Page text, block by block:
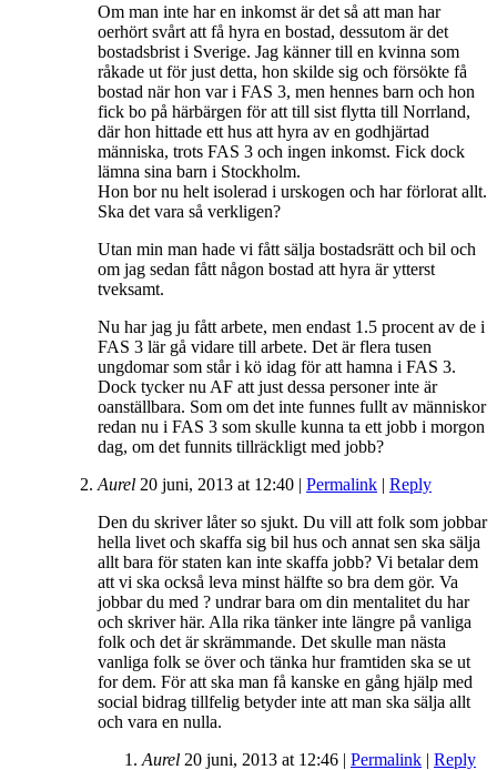
Om man inte har en inkomst är det så att man har
oerhört svårt att få hyra en bostad, dessutom är det
bostadsbrist i Sverige. Jag känner till en kvinna som
råkade ut för just detta, hon skilde sig och försökte få
bostad när hon var i FAS 3, men hennes barn och hon
fick bo på härbärgen för att till sist flytta till Norrland,
där hon hittade ett hus att hyra av en godhjärtad
människa, trots FAS 3 och ingen inkomst. Fick dock
lämna sina barn i Stockholm.
Hon bor nu helt isolerad i urskogen och har förlorat allt.
Ska det vara så verkligen?
Utan min man hade vi fått sälja bostadsrätt och bil och
om jag sedan fått någon bostad att hyra är ytterst
tveksamt.
Nu har jag ju fått arbete, men endast 1.5 procent av de i
FAS 3 lär gå vidare till arbete. Det är flera tusen
ungdomar som står i kö idag för att hamna i FAS 3.
Dock tycker nu AF att just dessa personer inte är
oanställbara. Som om det inte funnes fullt av människor
redan nu i FAS 3 som skulle kunna ta ett jobb i morgon
dag, om det funnits tillräckligt med jobb?
Aurel 20 juni, 2013 at 12:40 | Permalink | Reply
Den du skriver låter so sjukt. Du vill att folk som jobbar
hella livet och skaffa sig bil hus och annat sen ska sälja
allt bara för staten kan inte skaffa jobb? Vi betalar dem
att vi ska också leva minst hälfte so bra dem gör. Va
jobbar du med ? undrar bara om din mentalitet du har
och skriver här. Alla rika tänker inte längre på vanliga
folk och det är skrämmande. Det skulle man nästa
vanliga folk se över och tänka hur framtiden ska se ut
for dem. För att ska man få kanske en gång hjälp med
social bidrag tillfelig betyder inte att man ska sälja allt
och vara en nulla.
Aurel 20 juni, 2013 at 12:46 | Permalink | Reply